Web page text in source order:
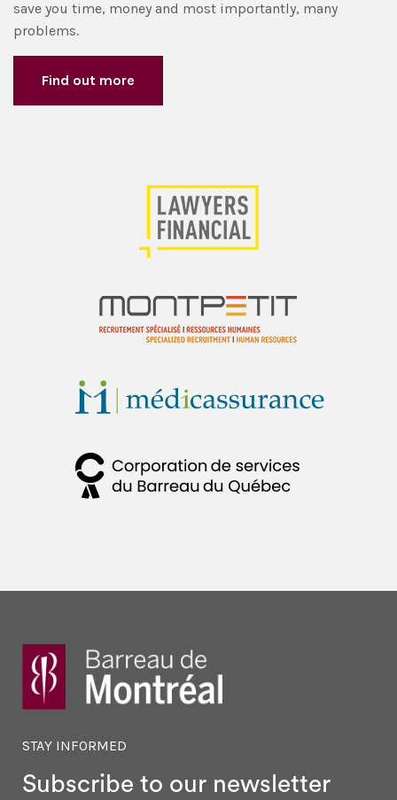
save you time, money and most importantly, many
problems.
Find out more
STAY INFORMED
Subscribe to our newsletter